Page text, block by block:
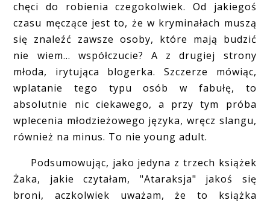
chęci do robienia czegokolwiek. Od jakiegoś
czasu męczące jest to, że w kryminałach muszą
się znaleźć zawsze osoby, które mają budzić
nie wiem... współczucie? A z drugiej strony
młoda, irytująca blogerka. Szczerze mówiąc,
wplatanie tego typu osób w fabułę, to
absolutnie nic ciekawego, a przy tym próba
wplecenia młodzieżowego języka, wręcz slangu,
również na minus. To nie young adult.
Podsumowując, jako jedyna z trzech książek
Żaka, jakie czytałam, "Ataraksja" jakoś się
broni, aczkolwiek uważam, że to książka